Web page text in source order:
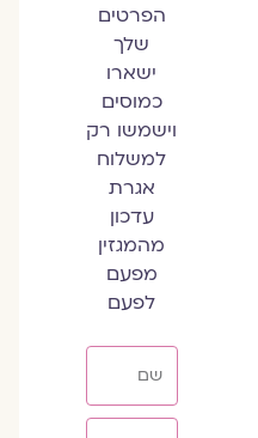
הפרטים
שלך
ישארו
כמוסים
וישמשו רק
למשלוח
אגרת
עדכון
מהמגזין
מפעם
לפעם